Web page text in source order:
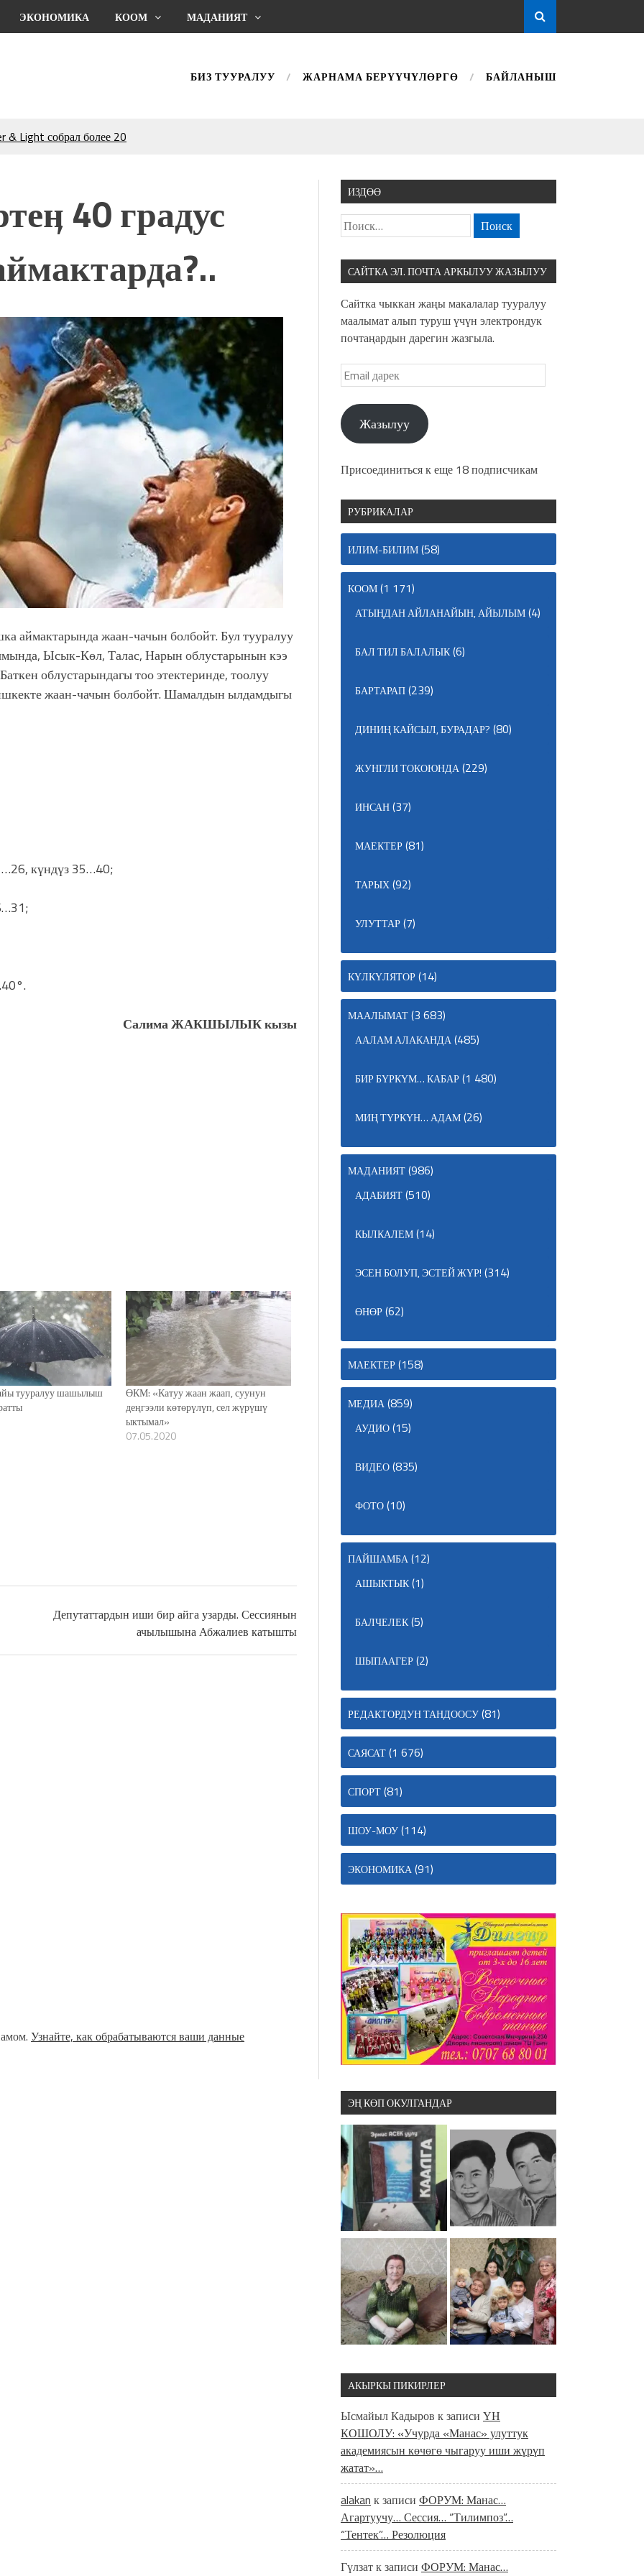
ЭКОНОМИКА КООМ МАДАНИЯТ
БИЗ ТУУРАЛУУ ЖАРНАМА БЕРҮҮЧҮЛӨРГӨ БАЙЛАНЫШ
& Light собрал более 20
ЖУСУП
шоу
Central Park
сыймык жана чоң
адабият алпы чыгыш
сөзсүз керек!”
Мээрим Мураталиева
Видео)
“Ала-Тоо” журналынын
Видео)
ТҮБӨЛҮК СИМВОЛУ
фонтанды көрүү үчүн
чогулду
40 градус
аймактарында жаан-чачын болбойт. Бул тууралуу
Ысык-Көл, Талас, Нарын облустарынын кээ
облустарындагы тоо этектеринде, тоолуу
жаан-чачын болбойт. Шамалдын ылдамдыгы
күндүз 35…40;
Салима ЖАКШЫЛЫК кызы
тууралуу шашылыш
ӨКМ: «Катуу жаан жаап, суунун
деңгээли көтөрүлүп, сел жүрүшү
ыктымал»
07.05.2020
Депутаттардын иши бир айга узарды. Сессиянын
ачылышына Абжалиев катышты
Узнайте, как обрабатываются ваши данные
ИЗДӨӨ
САЙТКА ЭЛ. ПОЧТА АРКЫЛУУ ЖАЗЫЛУУ
Сайтка чыккан жаңы макалалар тууралуу
маалымат алып туруш үчүн электрондук
почтаңардын дарегин жазгыла.
Жазылуу
Присоединиться к еще 18 подписчикам
РУБРИКАЛАР
ИЛИМ-БИЛИМ(58)
КООМ(1 171)
АТЫҢДАН АЙЛАНАЙЫН, АЙЫЛЫМ(4)
БАЛ ТИЛ БАЛАЛЫК(6)
БАРТАРАП(239)
ДИНИҢ КАЙСЫЛ, БУРАДАР? (80)
ЖУНГЛИ ТОКОЮНДА(229)
ИНСАН(37)
МАЕКТЕР(81)
ТАРЫХ(92)
УЛУТТАР(7)
КҮЛКҮЛЯТОР(14)
МААЛЫМАТ(3 683)
ААЛАМ АЛАКАНДА(485)
БИР БҮРКҮМ… КАБАР(1 480)
МИҢ ТҮРКҮН… АДАМ(26)
МАДАНИЯТ(986)
АДАБИЯТ(510)
КЫЛКАЛЕМ(14)
ЭСЕН БОЛУП, ЭСТЕЙ ЖҮР! (314)
ӨНӨР(62)
МАЕКТЕР(158)
МЕДИА(859)
АУДИО(15)
ВИДЕО(835)
ФОТО(10)
ПАЙШАМБА(12)
АШЫКТЫК(1)
БАЛЧЕЛЕК(5)
ШЫПААГЕР(2)
РЕДАКТОРДУН ТАНДООСУ(81)
САЯСАТ(1 676)
СПОРТ(81)
ШОУ-МОУ(114)
ЭКОНОМИКА(91)
ЭҢ КӨП ОКУЛГАНДАР
АКЫРКЫ ПИКИРЛЕР
Ысмайыл Кадыров к записи ҮН
КОШОЛУ: «Учурда «Манас» улуттук
академиясын көчөгө чыгаруу иши жүрүп
жатат»…
alakan к записи ФОРУМ: Манас…
Агартуучу… Сессия… “Тилимпоз”…
“Тентек”… Резолюция
Гүлзатк записи ФОРУМ: Манас…